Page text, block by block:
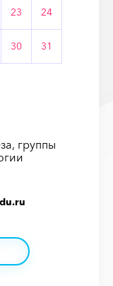
23 24
30 31
группы